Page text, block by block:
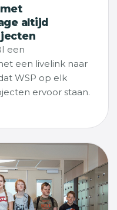
altijd
een
een livelink naar
WSP op elk
ervoor staan.